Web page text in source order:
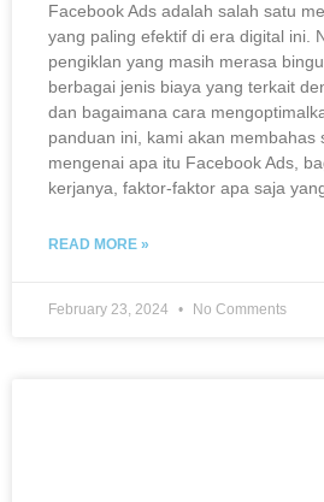
Facebook Ads adalah salah satu
yang paling efektif di era digital ini.
pengiklan yang masih merasa
berbagai jenis biaya yang terkait
dan bagaimana cara
panduan ini, kami akan membahas
mengenai apa itu Facebook Ads,
kerjanya, faktor-faktor apa saja
READ MORE »
February 23, 2024 No Comments